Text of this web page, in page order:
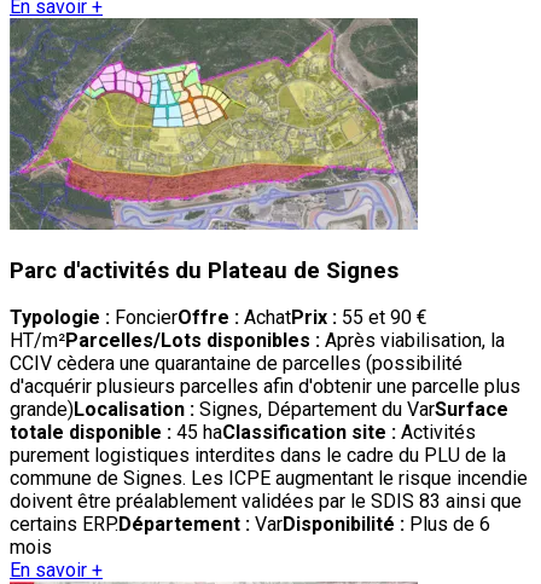
En savoir +
Parc d'activités du Plateau de Signes
Typologie : FoncierOffre : AchatPrix : 55 et 90 €
HT/m²Parcelles/Lots disponibles : Après viabilisation, la
CCIV cèdera une quarantaine de parcelles (possibilité
d'acquérir plusieurs parcelles afin d'obtenir une parcelle plus
grande)Localisation : Signes, Département du VarSurface
totale disponible : 45 haClassification site : Activités
purement logistiques interdites dans le cadre du PLU de la
commune de Signes. Les ICPE augmentant le risque incendie
doivent être préalablement validées par le SDIS 83 ainsi que
certains ERP. Département : VarDisponibilité : Plus de 6
mois
En savoir +